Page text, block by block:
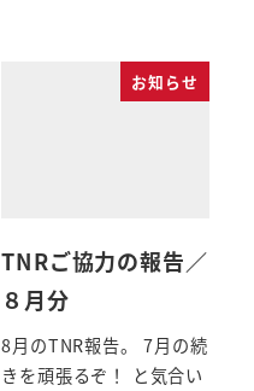
お知らせ
TNRご協力の報告／
８月分
8月のTNR報告。 7月の続
きを頑張るぞ！ と気合い